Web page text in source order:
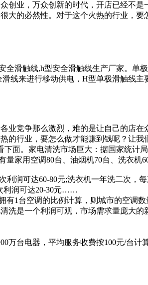
业，万众创新的时代，开店已经不
的必然性。对于这个火热的行业，
滑触线,h型安全滑触线生产厂家。单
线来进行移动供电，H型单极滑触线
竞争那么激烈，难的是让自己的店在
行业，要怎么做才能赚到钱呢？让我
面。家电清洗市场巨大：据国家统计
家用空调80台、油烟机70台、洗衣机
润可达60-80元;洗衣机一年洗二次，
利润可达20-30元……
1台空调的比例计算，则城市的空调
洗是一个利润可观，市场需求量庞大的
万台电器，平均服务收费按100元/台